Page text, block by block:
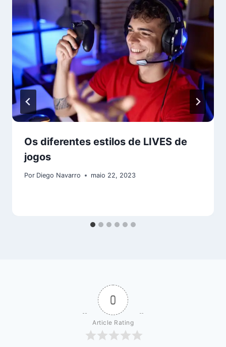
Os diferentes estilos de LIVES de
jogos
Por Diego Navarro maio 22, 2023
0
Article Rating